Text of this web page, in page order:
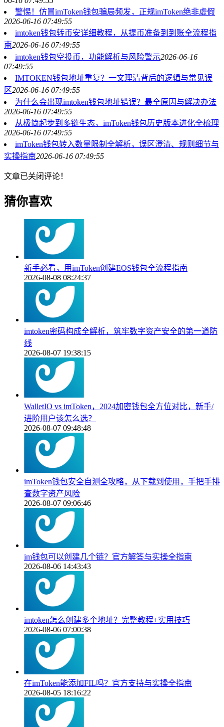
警惕！仿冒imToken钱包骗局频发，正规imToken绝非虚假
2026-06-16 07:49:55
imtoken钱包转币安详细教程，从提币准备到到账全流程指
南2026-06-16 07:49:55
imtoken钱包空投币，功能解析与风险警示2026-06-16
07:49:55
IMTOKEN钱包地址重复？一文理清背后的逻辑与常见误
区2026-06-16 07:49:55
为什么会出现imtoken钱包地址错误？最全原因与解决办法
2026-06-16 07:49:55
从极简起步到多链生态，imToken钱包历史版本进化全梳理
2026-06-16 07:49:55
imToken钱包转入数量限制全解析，误区澄清、规则细节与
实操指南2026-06-16 07:49:55
文章已关闭评论！
猜你喜欢
新手必看，用imToken创建EOS钱包全流程指南
2026-08-08 08:24:37
imtoken密码构成全解析，筑牢数字资产安全的第一道防
线
2026-08-07 19:38:15
WalletIO vs imToken，2024加密钱包全方位对比，新手/
进阶用户该怎么选？
2026-08-07 09:48:48
imToken钱包安全自测全攻略，从下载到使用，手把手排
查数字资产风险
2026-08-07 09:06:46
im钱包可以创建几个链？官方解答与实操全指南
2026-08-06 14:43:43
imtoken怎么创建多个地址？完整教程+实用技巧
2026-08-06 07:00:38
在imToken能添加FIL吗？官方支持与实操全指南
2026-08-05 18:16:22